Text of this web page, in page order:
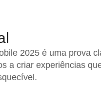
2025 é uma prova
a criar experiências